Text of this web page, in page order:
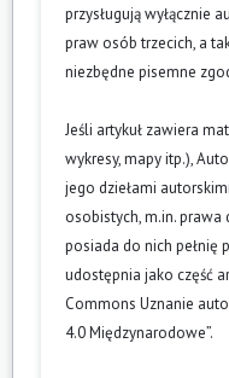
przysługują wyłącznie
praw osób trzecich, a
niezbędne pisemne
Jeśli artykuł zawiera
wykresy, mapy itp.),
jego dziełami
osobistych, m.in.
posiada do nich pełnię
udostępnia jako część
Commons Uznanie
4.0 Międzynarodowe”.